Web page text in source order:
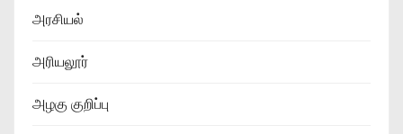
அரசியல்
அரியலூர்
அழகு குறிப்பு